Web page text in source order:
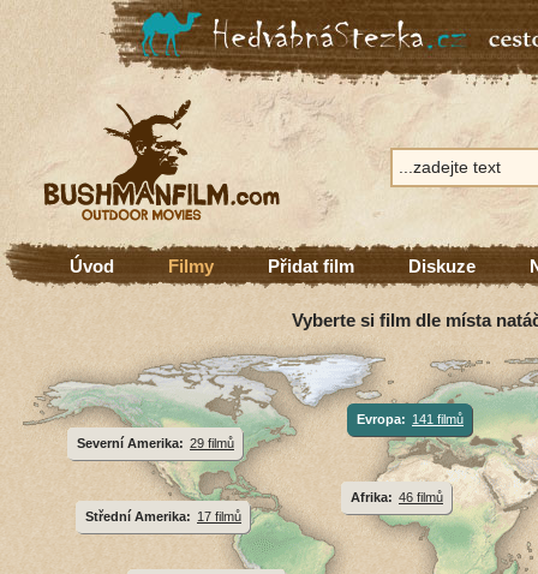
Úvod Filmy Přidat film Diskuze
Vyberte si film dle místa
Afrika: 46 filmů
Evropa: 141 filmů
Severní Amerika: 29 filmů
Střední Amerika: 17 filmů